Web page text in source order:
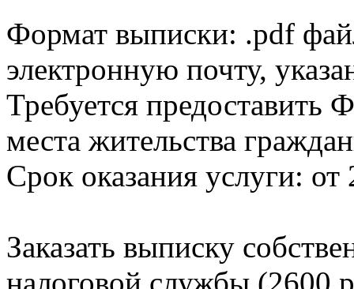
Формат выписки: .pdf
электронную почту,
Требуется
места жительства
Срок оказания услуги: от
Заказать выписку